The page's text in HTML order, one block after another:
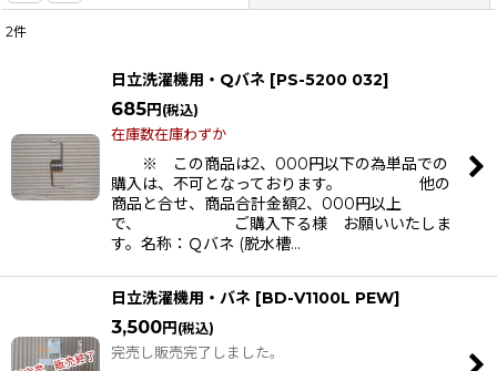
並び順:
絞り込む
2件
日立洗濯機用・Qバネ [PS-5200 032]
685円 (税込)
在庫数在庫わずか
※ この商品は2、000円以下の為単品での
購入は、不可となっております。 他の
商品と合せ、商品合計金額2、000円以上
で、 ご購入下る様 お願いいたしま
す。名称：Ｑバネ (脱水槽…
日立洗濯機用・バネ [BD-V1100L PEW]
3,500円 (税込)
完売し販売完了しました。